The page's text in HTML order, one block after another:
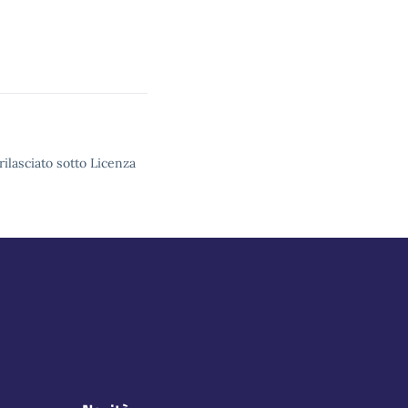
sotto Licenza